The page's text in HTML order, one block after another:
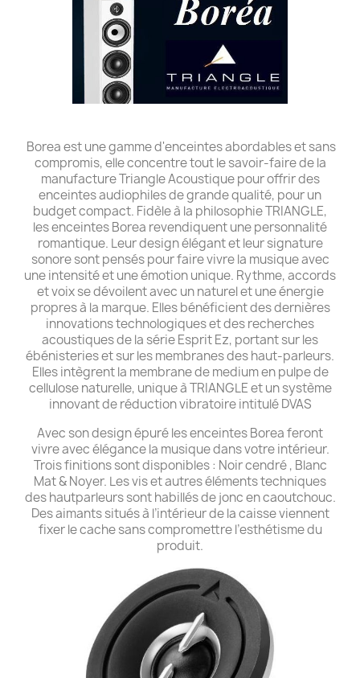
Borea est une gamme d'enceintes abordables et sans
compromis, elle concentre tout le savoir-faire de la
manufacture Triangle Acoustique pour offrir des
enceintes audiophiles de grande qualité, pour un
budget compact. Fidèle à la philosophie TRIANGLE,
les enceintes Borea revendiquent une personnalité
romantique. Leur design élégant et leur signature
sonore sont pensés pour faire vivre la musique avec
une intensité et une émotion unique. Rythme, accords
et voix se dévoilent avec un naturel et une énergie
propres à la marque. Elles bénéficient des dernières
innovations technologiques et des recherches
acoustiques de la série Esprit Ez, portant sur les
ébénisteries et sur les membranes des haut-parleurs.
Elles intègrent la membrane de medium en pulpe de
cellulose naturelle, unique à TRIANGLE et un système
innovant de réduction vibratoire intitulé DVAS
Avec son design épuré les enceintes Borea feront
vivre avec élégance la musique dans votre intérieur.
Trois finitions sont disponibles : Noir cendré , Blanc
Mat & Noyer. Les vis et autres éléments techniques
des hautparleurs sont habillés de jonc en caoutchouc.
Des aimants situés à l’intérieur de la caisse viennent
fixer le cache sans compromettre l’esthétisme du
produit.